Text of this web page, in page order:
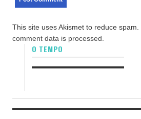
This site uses Akismet to reduce spam.
comment data is processed.
O TEMPO